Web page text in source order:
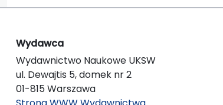
Wydawca
Wydawnictwo Naukowe UKSW
ul. Dewajtis 5, domek nr 2
01-815 Warszawa